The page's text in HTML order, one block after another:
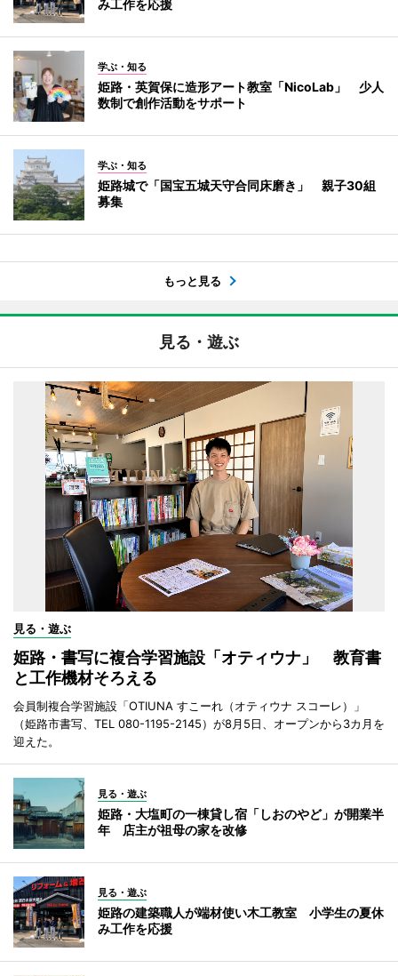
み工作を応援
学ぶ・知る
姫路・英賀保に造形アート教室「NicoLab」 少人
数制で創作活動をサポート
学ぶ・知る
姫路城で「国宝五城天守合同床磨き」 親子30組
募集
もっと見る
見る・遊ぶ
見る・遊ぶ
姫路・書写に複合学習施設「オティウナ」 教育書
と工作機材そろえる
会員制複合学習施設「OTIUNA すこーれ（オティウナ スコーレ）」
（姫路市書写、TEL 080-1195-2145）が8月5日、オープンから3カ月を
迎えた。
見る・遊ぶ
姫路・大塩町の一棟貸し宿「しおのやど」が開業半
年 店主が祖母の家を改修
見る・遊ぶ
姫路の建築職人が端材使い木工教室 小学生の夏休
み工作を応援